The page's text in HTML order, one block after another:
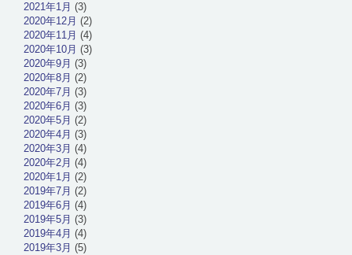
2021年1月 (3)
2020年12月 (2)
2020年11月 (4)
2020年10月 (3)
2020年9月 (3)
2020年8月 (2)
2020年7月 (3)
2020年6月 (3)
2020年5月 (2)
2020年4月 (3)
2020年3月 (4)
2020年2月 (4)
2020年1月 (2)
2019年7月 (2)
2019年6月 (4)
2019年5月 (3)
2019年4月 (4)
2019年3月 (5)